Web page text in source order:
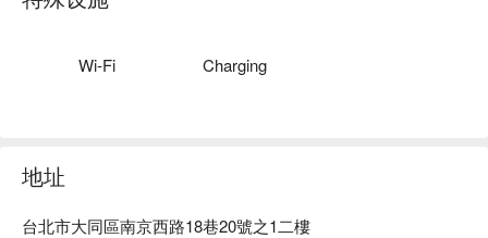
通您的需求，打造專屬於你的風格～
刻查看⬇︎Wi-Fi Charging
地址
台北市大同區南京西路18巷20號之1二樓